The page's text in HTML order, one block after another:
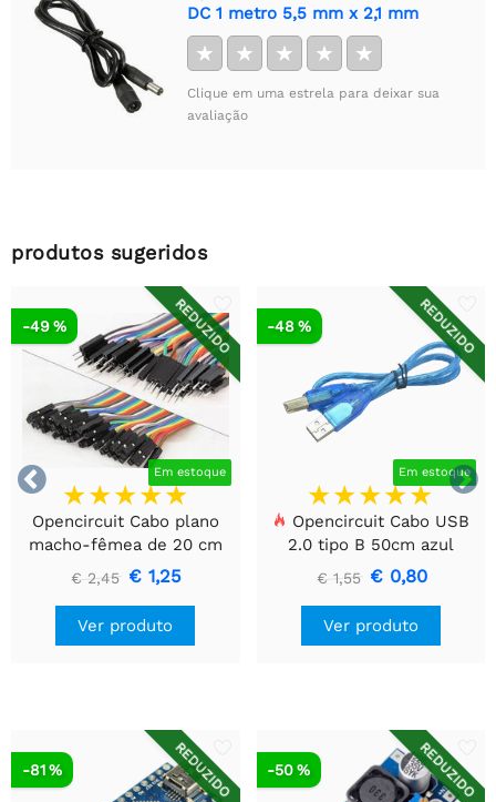
DC 1 metro 5,5 mm x 2,1 mm
★ ★ ★ ★ ★
Clique em uma estrela para deixar sua
avaliação
produtos sugeridos


REDUZIDO
Em estoque
-49 %
Opencircuit Cabo plano
macho-fêmea de 20 cm
40 peças
€ 2,45 € 1,25
Ver produto
REDUZIDO
Em estoque
-48 %
Opencircuit Cabo USB
2.0 tipo B 50cm azul
€ 1,55 € 0,80
Ver produto
REDUZIDO
-81 % REDUZIDO
-50 %